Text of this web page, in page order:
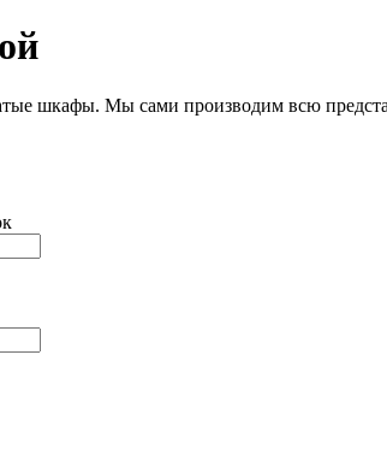
шкафы. Мы сами производим всю